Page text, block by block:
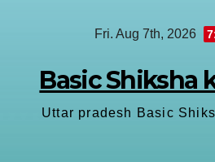
Fri. Aug 7th, 2026
Basic Shiksha
Uttar pradesh Basic